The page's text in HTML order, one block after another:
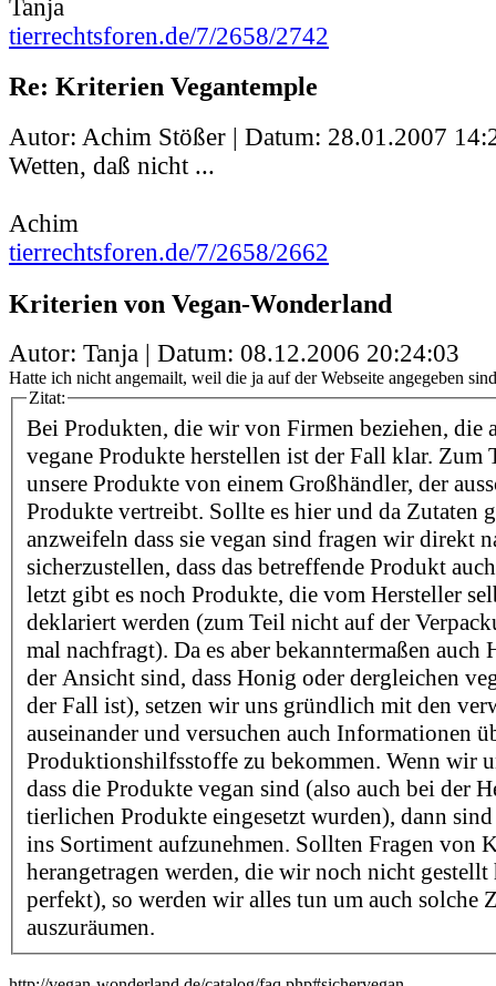
Tanja
tierrechtsforen.de/7/2658/2742
Re: Kriterien Vegantemple
Autor: Achim Stößer | Datum: 28.01.2007
Wetten, daß nicht ...
Achim
tierrechtsforen.de/7/2658/2662
Kriterien von Vegan-Wonderland
Autor: Tanja | Datum: 08.12.2006 20:24:03
Hatte ich nicht angemailt, weil die ja auf der Webseite angegeben
Zitat:
Bei Produkten, die wir von Firmen beziehen, die
vegane Produkte herstellen ist der Fall klar. Zum
unsere Produkte von einem Großhändler, der
Produkte vertreibt. Sollte es hier und da Zutaten
anzweifeln dass sie vegan sind fragen wir direkt
sicherzustellen, dass das betreffende Produkt
letzt gibt es noch Produkte, die vom Hersteller
deklariert werden (zum Teil nicht auf der
mal nachfragt). Da es aber bekanntermaßen auch
der Ansicht sind, dass Honig oder dergleichen
der Fall ist), setzen wir uns gründlich mit den
auseinander und versuchen auch Informationen
Produktionshilfsstoffe zu bekommen. Wenn wir
dass die Produkte vegan sind (also auch bei der
tierlichen Produkte eingesetzt wurden), dann
ins Sortiment aufzunehmen. Sollten Fragen von
herangetragen werden, die wir noch nicht gestellt
perfekt), so werden wir alles tun um auch solche
auszuräumen.